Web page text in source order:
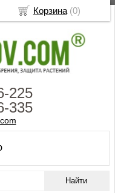
225
335
Корзина(0)